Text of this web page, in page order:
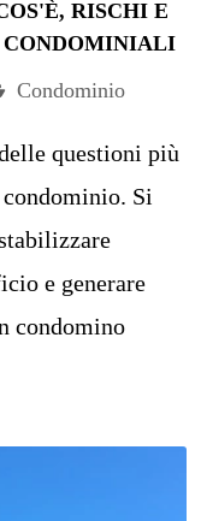
RISCHI E
CONDOMINIALI
Condominio
questioni più
Si
e generare
condomino